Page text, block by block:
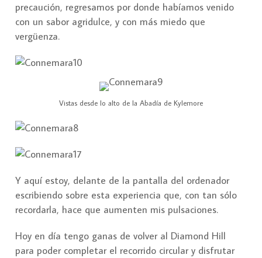
precaución, regresamos por donde habíamos venido
con un sabor agridulce, y con más miedo que
vergüenza.
Vistas desde lo alto de la Abadía de Kylemore
Y aquí estoy, delante de la pantalla del ordenador
escribiendo sobre esta experiencia que, con tan sólo
recordarla, hace que aumenten mis pulsaciones.
Hoy en día tengo ganas de volver al Diamond Hill
para poder completar el recorrido circular y disfrutar